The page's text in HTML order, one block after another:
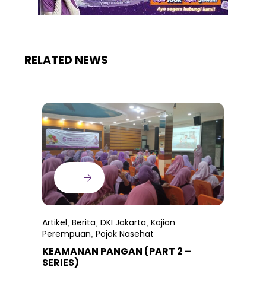
RELATED NEWS
Artikel Berita DKI Jakarta Kajian
Perempuan Pojok Nasehat
KEAMANAN PANGAN (PART 2 –
SERIES)